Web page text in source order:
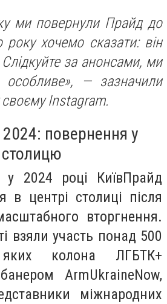
ми повернули Прайд до
року хочемо сказати: він
Слідкуйте за анонсами, ми
— зазначили
своєму Instagram.
повернення у
столицю
2024 році КиївПрайд
в центрі столиці після
вторгнення.
взяли участь понад 500
колона ЛГБТК+
ArmUkraineNow,
міжнародних